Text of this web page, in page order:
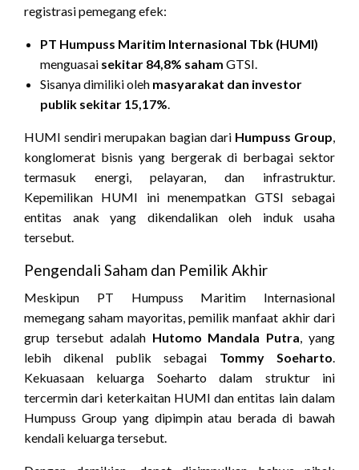
registrasi pemegang efek:
PT Humpuss Maritim Internasional Tbk (HUMI)
menguasai sekitar 84,8% saham GTSI.
Sisanya dimiliki oleh masyarakat dan investor
publik sekitar 15,17%.
HUMI sendiri merupakan bagian dari Humpuss Group,
konglomerat bisnis yang bergerak di berbagai sektor
termasuk energi, pelayaran, dan infrastruktur.
Kepemilikan HUMI ini menempatkan GTSI sebagai
entitas anak yang dikendalikan oleh induk usaha
tersebut.
Pengendali Saham dan Pemilik Akhir
Meskipun PT Humpuss Maritim Internasional
memegang saham mayoritas, pemilik manfaat akhir dari
grup tersebut adalah Hutomo Mandala Putra, yang
lebih dikenal publik sebagai Tommy Soeharto.
Kekuasaan keluarga Soeharto dalam struktur ini
tercermin dari keterkaitan HUMI dan entitas lain dalam
Humpuss Group yang dipimpin atau berada di bawah
kendali keluarga tersebut.